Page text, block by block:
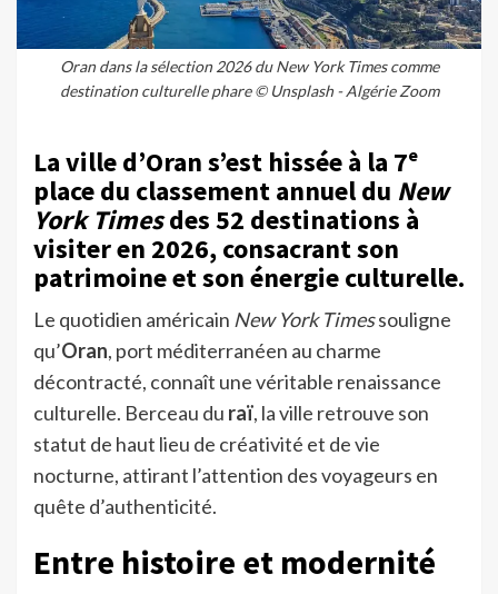
Oran dans la sélection 2026 du New York Times comme
destination culturelle phare © Unsplash - Algérie Zoom
La ville d’Oran s’est hissée à la 7ᵉ
place du classement annuel du New
York Timesdes 52 destinations à
visiter en 2026, consacrant son
patrimoine et son énergie culturelle.
Le quotidien américain New York Timessouligne
qu’Oran, port méditerranéen au charme
décontracté, connaît une véritable renaissance
culturelle. Berceau du raï, la ville retrouve son
statut de haut lieu de créativité et de vie
nocturne, attirant l’attention des voyageurs en
quête d’authenticité.
Entre histoire et modernité